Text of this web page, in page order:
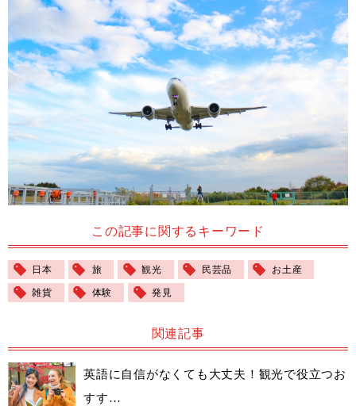
この記事に関するキーワード
日本 旅 観光 民芸品 お土産
雑貨 体験 発見
関連記事
英語に自信がなくても大丈夫！観光で役立つお
すす…